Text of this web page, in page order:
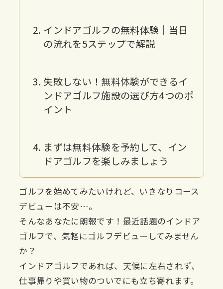
インドアゴルフの無料体験｜当日
の流れを5ステップで解説
失敗しない！無料体験ができるイ
ンドアゴルフ施設の選び方4つのポ
イント
まずは無料体験を予約して、イン
ドアゴルフを楽しみましょう
ゴルフを始めてみたいけれど、いきなりコース
デビューは不安…。
そんなあなたに朗報です！最近話題のインドア
ゴルフで、気軽にゴルフデビューしてみません
か？
インドアゴルフであれば、天候に左右されず、
仕事帰りや買い物のついでにも立ち寄れます。